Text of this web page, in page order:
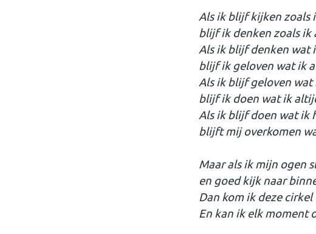
Als ik blijf kijken zoals
blijf ik denken zoals ik
Als ik blijf denken wat
blijf ik geloven wat ik
Als ik blijf geloven
blijf ik doen wat ik
Als ik blijf doen wat ik
blijft mij overkomen
Maar als ik mijn ogen
en goed kijk naar
Dan kom ik deze cirkel
En kan ik elk moment